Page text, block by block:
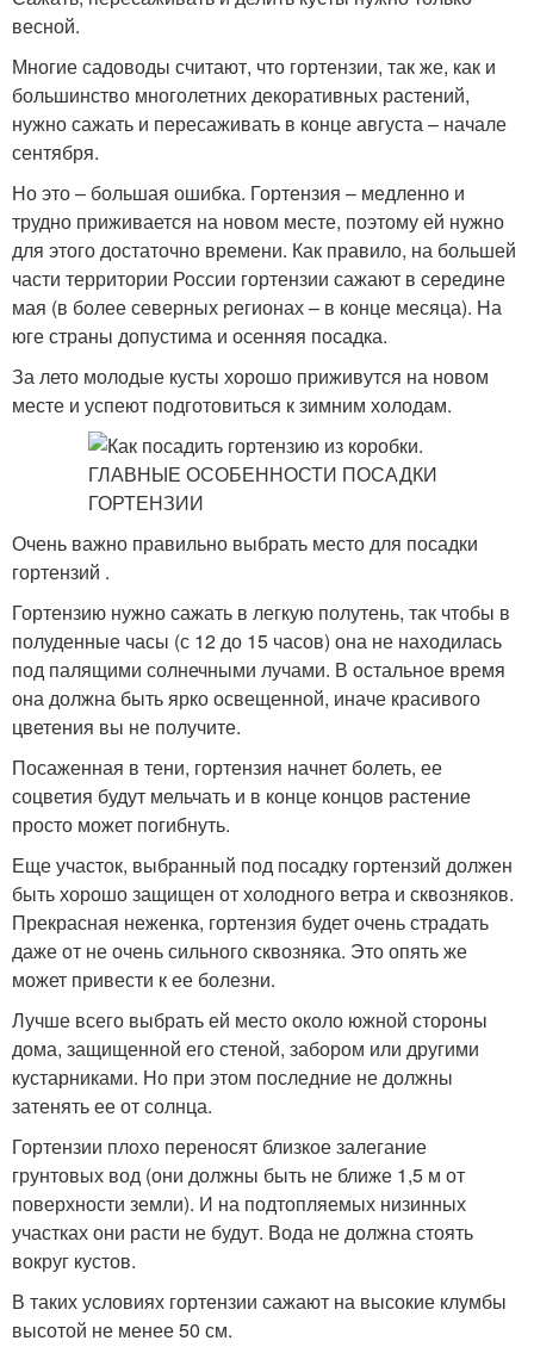
весной.
Многие садоводы считают, что гортензии, так же, как и
большинство многолетних декоративных растений,
нужно сажать и пересаживать в конце августа – начале
сентября.
Но это – большая ошибка. Гортензия – медленно и
трудно приживается на новом месте, поэтому ей нужно
для этого достаточно времени. Как правило, на большей
части территории России гортензии сажают в середине
мая (в более северных регионах – в конце месяца). На
юге страны допустима и осенняя посадка.
За лето молодые кусты хорошо приживутся на новом
месте и успеют подготовиться к зимним холодам.
Очень важно правильно выбрать место для посадки
гортензий .
Гортензию нужно сажать в легкую полутень, так чтобы в
полуденные часы (с 12 до 15 часов) она не находилась
под палящими солнечными лучами. В остальное время
она должна быть ярко освещенной, иначе красивого
цветения вы не получите.
Посаженная в тени, гортензия начнет болеть, ее
соцветия будут мельчать и в конце концов растение
просто может погибнуть.
Еще участок, выбранный под посадку гортензий должен
быть хорошо защищен от холодного ветра и сквозняков.
Прекрасная неженка, гортензия будет очень страдать
даже от не очень сильного сквозняка. Это опять же
может привести к ее болезни.
Лучше всего выбрать ей место около южной стороны
дома, защищенной его стеной, забором или другими
кустарниками. Но при этом последние не должны
затенять ее от солнца.
Гортензии плохо переносят близкое залегание
грунтовых вод (они должны быть не ближе 1,5 м от
поверхности земли). И на подтопляемых низинных
участках они расти не будут. Вода не должна стоять
вокруг кустов.
В таких условиях гортензии сажают на высокие клумбы
высотой не менее 50 см.